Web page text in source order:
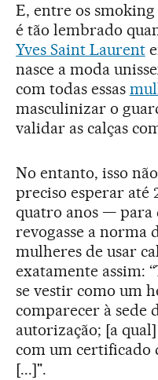
E, entre os
é tão lembrado
Yves Saint Laurent
nasce a moda
com todas essas
masculinizar o
validar as calças
No entanto, isso
preciso esperar até
quatro anos — para
revogasse a norma
mulheres de usar
exatamente assim:
se vestir como um
comparecer à sede
autorização; [a
com um certificado
[...]".